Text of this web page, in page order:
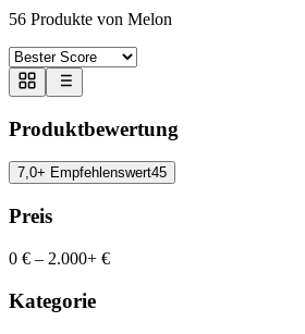
56 Produkte von Melon
Produktbewertung
7,0+ Empfehlenswert45
Preis
0 € – 2.000+ €
Kategorie